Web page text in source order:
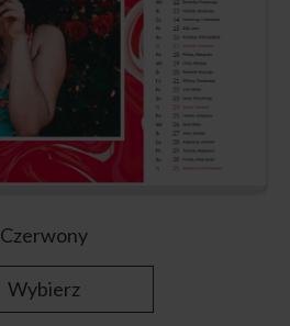
Czerwony
Wybierz